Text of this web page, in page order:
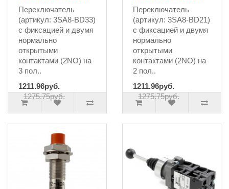
Переключатель
(артикул: 3SA8-BD33)
с фиксацией и двумя
нормально
открытыми
контактами (2NO) на
3 пол..
1211.96руб.
1275.75руб.
Переключатель
(артикул: 3SA8-BD21)
с фиксацией и двумя
нормально
открытыми
контактами (2NO) на
2 пол..
1211.96руб.
1275.75руб.